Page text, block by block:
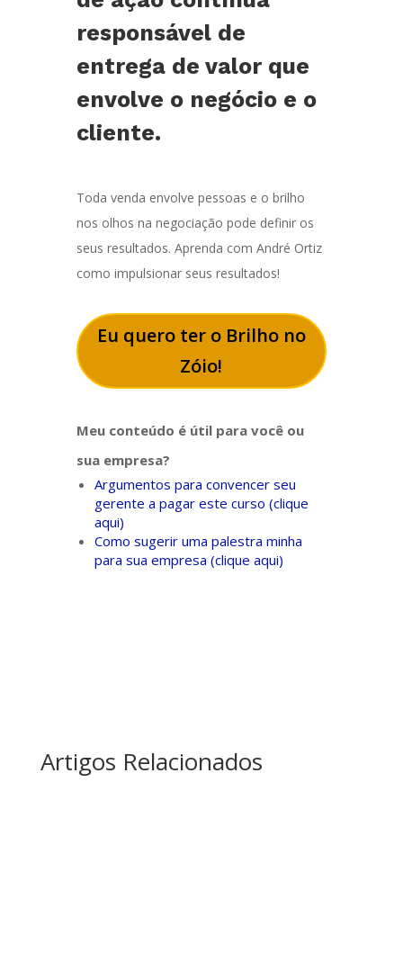
responsável de
entrega de valor que
envolve o negócio e o
cliente.
Toda venda envolve pessoas e o brilho
nos olhos na negociação pode definir os
seus resultados. Aprenda com André Ortiz
como impulsionar seus resultados!
Eu quero ter o Brilho no
Zóio!
Meu conteúdo é útil para você ou
sua empresa?
Argumentos para convencer seu
gerente a pagar este curso (clique
aqui)
Como sugerir uma palestra minha
para sua empresa (clique aqui)
Artigos Relacionados